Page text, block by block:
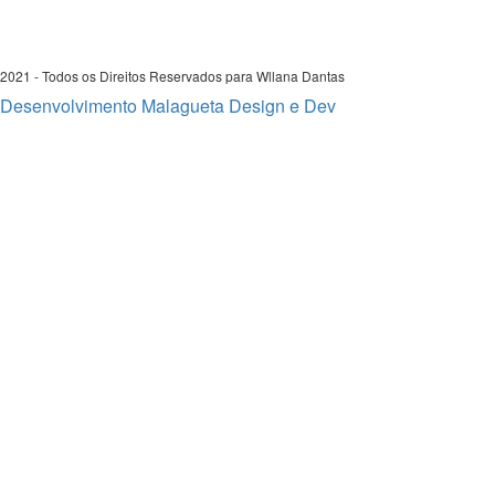
2021 - Todos os Direitos Reservados para Wllana Dantas
Desenvolvimento Malagueta Design e Dev